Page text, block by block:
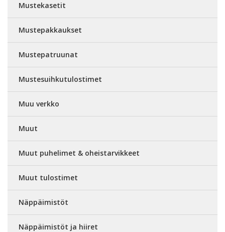
Mustekasetit
Mustepakkaukset
Mustepatruunat
Mustesuihkutulostimet
Muu verkko
Muut
Muut puhelimet & oheistarvikkeet
Muut tulostimet
Näppäimistöt
Näppäimistöt ja hiiret